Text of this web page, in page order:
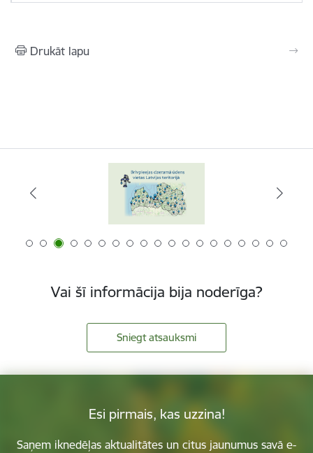
Drukāt lapu
Vai šī informācija bija noderīga?
Sniegt atsauksmi
Esi pirmais, kas uzzina!
Saņem iknedēļas aktualitātes un citus jaunumus savā e-